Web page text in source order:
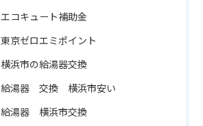
エコキュート補助金
東京ゼロエミポイント
横浜市の給湯器交換
給湯器 交換 横浜市安い
給湯器 横浜市交換